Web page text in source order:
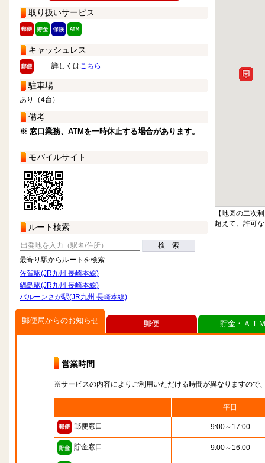
取り扱いサービス
キャッシュレス
詳しくはこちら
駐車場
あり（4台）
備考
※ 窓口業務、ATMを一時休止する場合があります。
モバイルサイト
ルート検索
検 索
最寄り駅からルートを検索
佐賀駅(JR九州 長崎本線)
鍋島駅(JR九州 長崎本線)
バルーンさが駅(JR九州 長崎本線)
【地図の二次
超えて、許可
郵便局からのお知らせ
営業時間
※サービスの内容によりご利用いただける時間が異なりますので
平日
郵便窓口 9:00～17:00
貯金窓口 9:00～16:00
郵便 貯金・ＡＴ